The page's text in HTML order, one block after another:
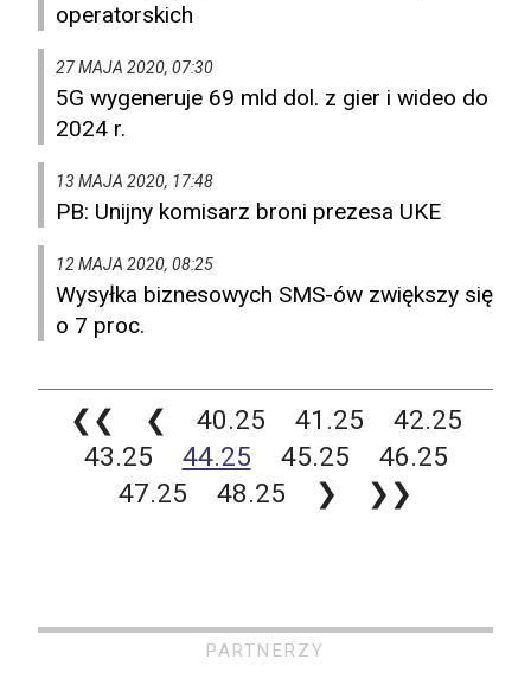
operatorskich
27 MAJA 2020, 07:30
5G wygeneruje 69 mld dol. z gier i wideo do
2024 r.
13 MAJA 2020, 17:48
PB: Unijny komisarz broni prezesa UKE
12 MAJA 2020, 08:25
Wysyłka biznesowych SMS-ów zwiększy się
o 7 proc.
❮❮ ❮ 40.25 41.25
42.25
43.25
44.25 45.25
46.25
47.25
48.25 ❯ ❯❯
PARTNERZY